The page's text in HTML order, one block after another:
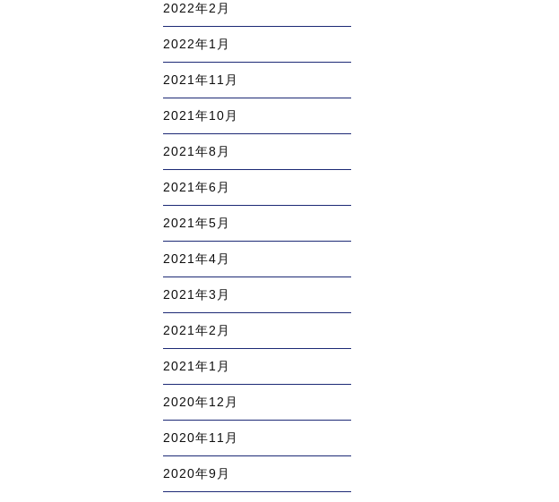
2022年2月
2022年1月
2021年11月
2021年10月
2021年8月
2021年6月
2021年5月
2021年4月
2021年3月
2021年2月
2021年1月
2020年12月
2020年11月
2020年9月